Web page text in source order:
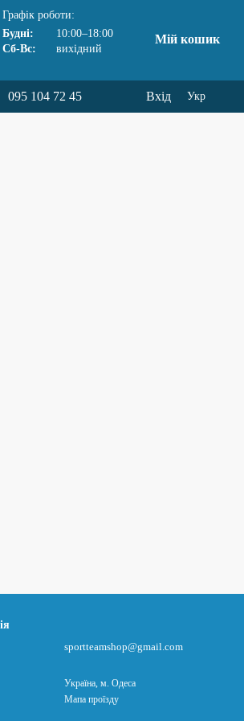
Графік роботи:
Будні:
10:00–18:00
Сб-Вс:
вихідний
Мій кошик
095 104 72 45 Вхід Укр
sportteamshop@gmail.com
Україна, м. Одеса
Мапа проїзду